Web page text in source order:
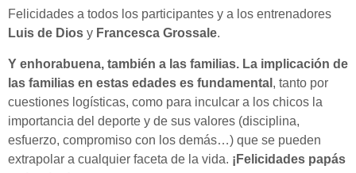
Felicidades a todos los participantes y a los entrenadores
Luis de Dios y Francesca Grossale.
Y enhorabuena, también a las familias. La implicación de
las familias en estas edades es fundamental , tanto por
cuestiones logísticas, como para inculcar a los chicos la
importancia del deporte y de sus valores (disciplina,
esfuerzo, compromiso con los demás…) que se pueden
extrapolar a cualquier faceta de la vida. ¡Felicidades papás